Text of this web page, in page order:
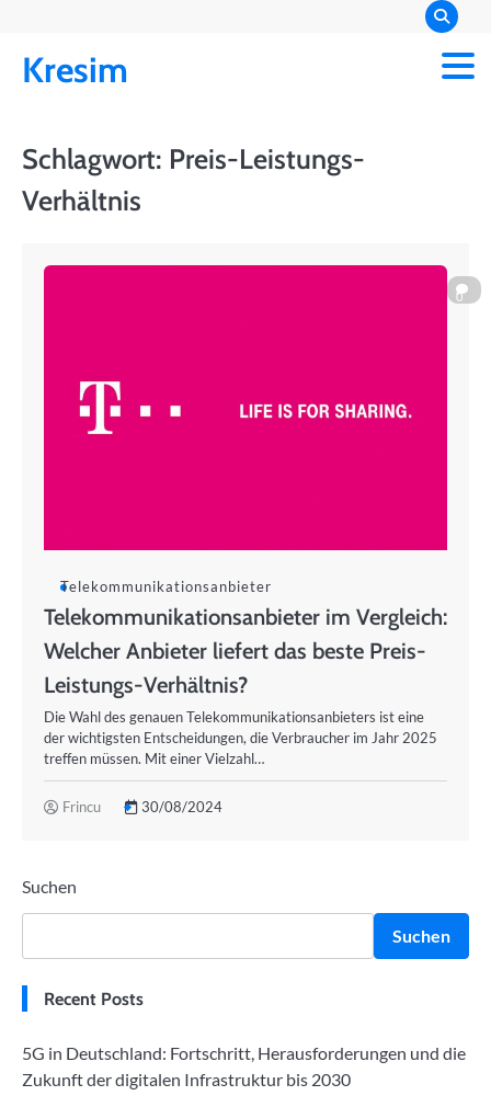
content
Kresim
Schlagwort: Preis-Leistungs-
Verhältnis
0
Telekommunikationsanbieter
Telekommunikationsanbieter im Vergleich:
Welcher Anbieter liefert das beste Preis-
Leistungs-Verhältnis?
Die Wahl des genauen Telekommunikationsanbieters ist eine
der wichtigsten Entscheidungen, die Verbraucher im Jahr 2025
treffen müssen. Mit einer Vielzahl…
Frincu 30/08/2024
Suchen
Suchen
Recent Posts
5G in Deutschland: Fortschritt, Herausforderungen und die
Zukunft der digitalen Infrastruktur bis 2030